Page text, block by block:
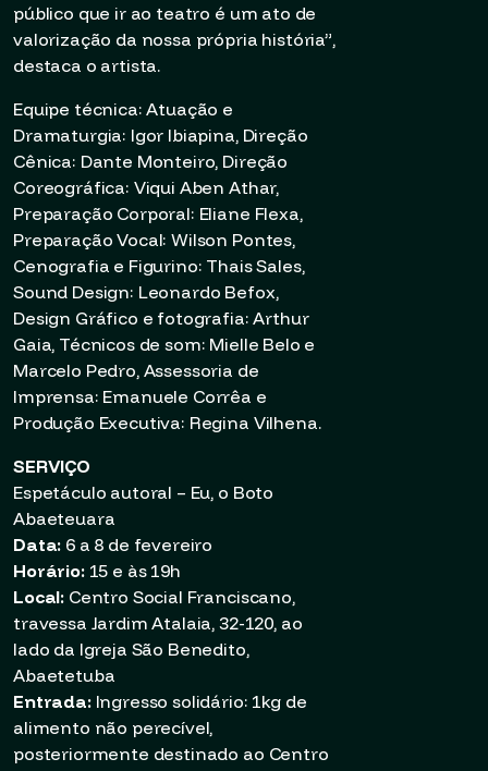
público que ir ao teatro é um ato de
valorização da nossa própria história”,
destaca o artista.
Equipe técnica: Atuação e
Dramaturgia: Igor Ibiapina, Direção
Cênica: Dante Monteiro, Direção
Coreográfica: Viqui Aben Athar,
Preparação Corporal: Eliane Flexa,
Preparação Vocal: Wilson Pontes,
Cenografia e Figurino: Thais Sales,
Sound Design: Leonardo Befox,
Design Gráfico e fotografia: Arthur
Gaia, Técnicos de som: Mielle Belo e
Marcelo Pedro, Assessoria de
Imprensa: Emanuele Corrêa e
Produção Executiva: Regina Vilhena.
SERVIÇO
Espetáculo autoral – Eu, o Boto
Abaeteuara
Data: 6 a 8 de fevereiro
Horário: 15 e às 19h
Local: Centro Social Franciscano,
travessa Jardim Atalaia, 32-120, ao
lado da Igreja São Benedito,
Abaetetuba
Entrada:Ingresso solidário: 1kg de
alimento não perecível,
posteriormente destinado ao Centro